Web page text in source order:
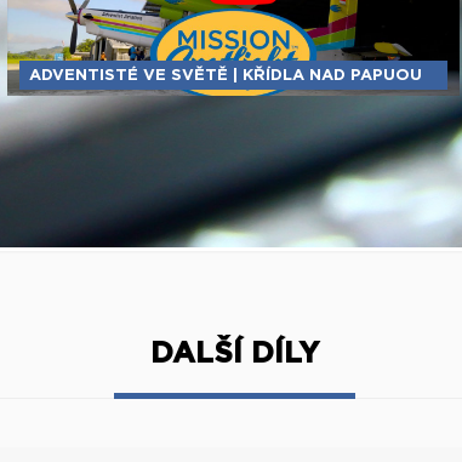
ADVENTISTÉ VE SVĚTĚ | KŘÍDLA NAD PAPUOU
DALŠÍ DÍLY